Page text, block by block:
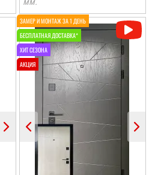
Олег
Сподобався конструктив
та наповненням. Тут ж
стеродур+мінвата і
фольгоізол ну і
терморозрив. Хлопці
установщик професійні
...